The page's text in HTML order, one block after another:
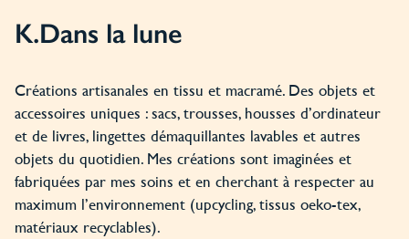
K.Dans la lune
Créations artisanales en tissu et macramé. Des objets et
accessoires uniques : sacs, trousses, housses d’ordinateur
et de livres, lingettes démaquillantes lavables et autres
objets du quotidien. Mes créations sont imaginées et
fabriquées par mes soins et en cherchant à respecter au
maximum l’environnement (upcycling, tissus oeko-tex,
matériaux recyclables).